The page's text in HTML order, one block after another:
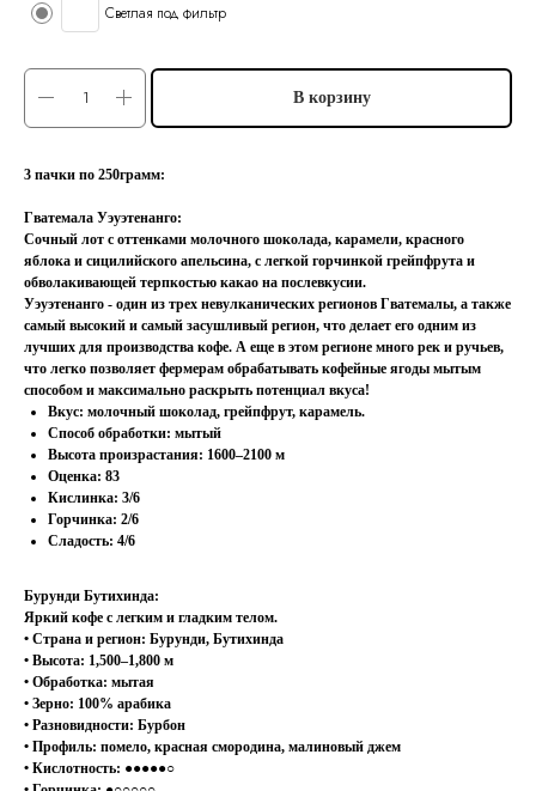
Светлая под фильтр
В корзину
3 пачки по 250грамм:
Гватемала Уэуэтенанго:
Сочный лот с оттенками молочного шоколада, карамели, красного
яблока и сицилийского апельсина, c легкой горчинкой грейпфрута и
обволакивающей терпкостью какао на послевкусии.
Уэуэтенанго - один из трех невулканических регионов Гватемалы, а также
самый высокий и самый засушливый регион, что делает его одним из
лучших для производства кофе. А еще в этом регионе много рек и ручьев,
что легко позволяет фермерам обрабатывать кофейные ягоды мытым
способом и максимально раскрыть потенциал вкуса!
Вкус: молочный шоколад, грейпфрут, карамель.
Способ обработки: мытый
Высота произрастания: 1600–2100 м
Оценка: 83
Кислинка: 3/6
Горчинка: 2/6
Сладость: 4/6
Бурунди Бутихинда:
Яркий кофе с легким и гладким телом.
• Страна и регион: Бурунди, Бутихинда
• Высота: 1,500–1,800 м
• Обработка: мытая
• Зерно: 100% арабика
• Разновидности: Бурбон
• Профиль: помело, красная смородина, малиновый джем
• Кислотность: ●●●●●○